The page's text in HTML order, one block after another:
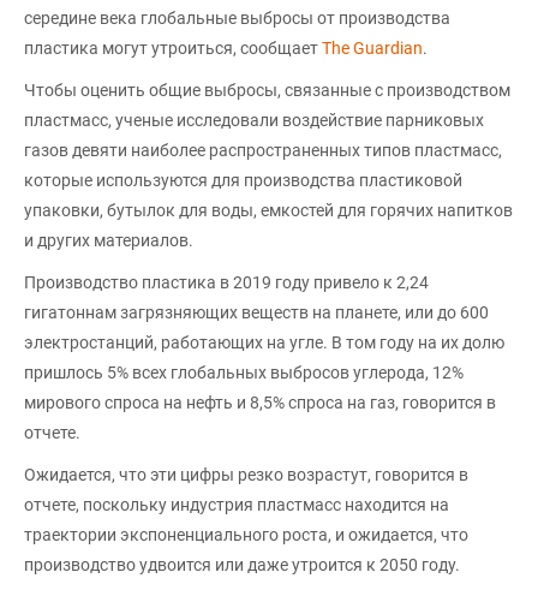
середине века глобальные выбросы от производства
пластика могут утроиться, сообщаетThe Guardian.
Чтобы оценить общие выбросы, связанные с производством
пластмасс, ученые исследовали воздействие парниковых
газов девяти наиболее распространенных типов пластмасс,
которые используются для производства пластиковой
упаковки, бутылок для воды, емкостей для горячих напитков
и других материалов.
Производство пластика в 2019 году привело к 2,24
гигатоннам загрязняющих веществ на планете, или до 600
электростанций, работающих на угле. В том году на их долю
пришлось 5% всех глобальных выбросов углерода, 12%
мирового спроса на нефть и 8,5% спроса на газ, говорится в
отчете.
Ожидается, что эти цифры резко возрастут, говорится в
отчете, поскольку индустрия пластмасс находится на
траектории экспоненциального роста, и ожидается, что
производство удвоится или даже утроится к 2050 году.